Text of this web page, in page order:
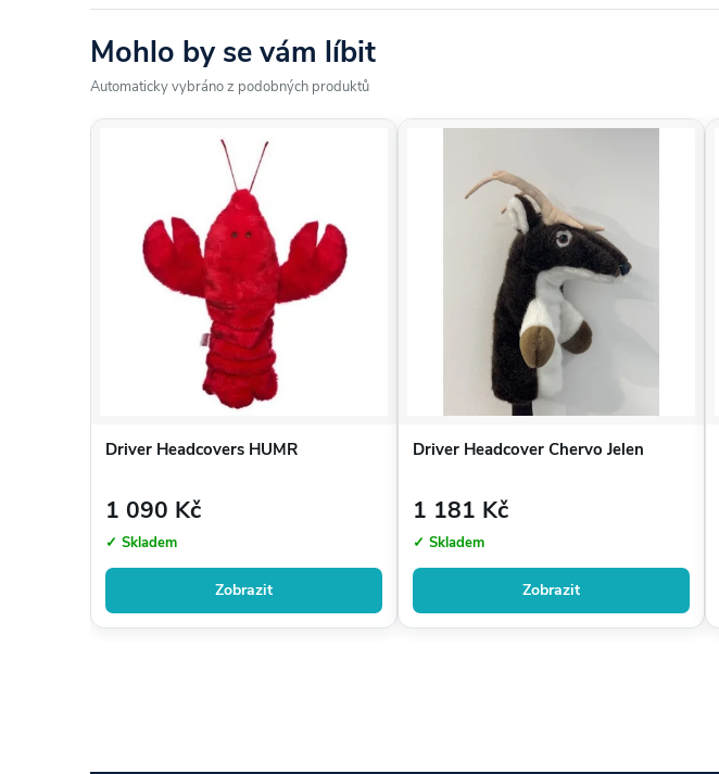
Mohlo by se vám líbit
Automaticky vybráno z podobných produktů
Driver Headcovers HUMR
1 090 Kč
✓ Skladem
Zobrazit
Driver Headcover Chervo Jelen
1 181 Kč
✓ Skladem
Zobrazit